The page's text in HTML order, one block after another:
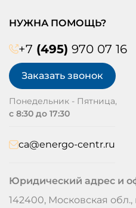
Юридический адрес и
142400, Московская обл.,
НУЖНА ПОМОЩЬ?
+7 (495) 970 07 16
Заказать звонок
Понедельник - Пятница,
с 8:30 до 17:30
ca@energo-centr.ru